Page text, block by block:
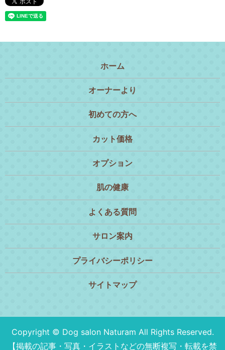
ホーム
オーナーより
初めての方へ
カット価格
オプション
肌の健康
よくある質問
サロン案内
プライバシーポリシー
サイトマップ
Copyright © Dog salon Naturam All Rights Reserved.
【掲載の記事・写真・イラストなどの無断複写・転載を禁